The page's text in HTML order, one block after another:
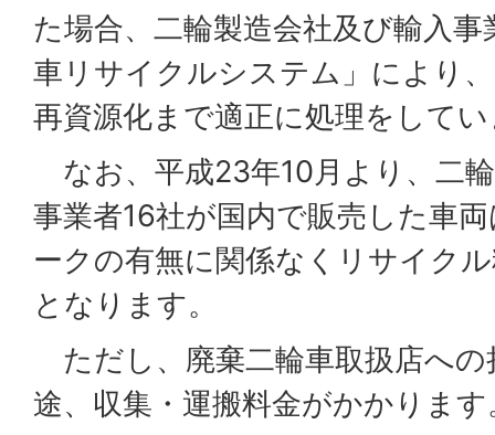
た場合、二輪製造会社及び輸入
車リサイクルシステム」により
再資源化まで適正に処理をして
なお、平成23年10月より、二
事業者16社が国内で販売した車
ークの有無に関係なくリサイク
となります。
ただし、廃棄二輪車取扱店への
途、収集・運搬料金がかかります